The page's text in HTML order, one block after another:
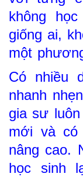
không
giống ai,
một
Có nhiều
nhanh
gia sư
mới và có
nâng cao.
học sinh